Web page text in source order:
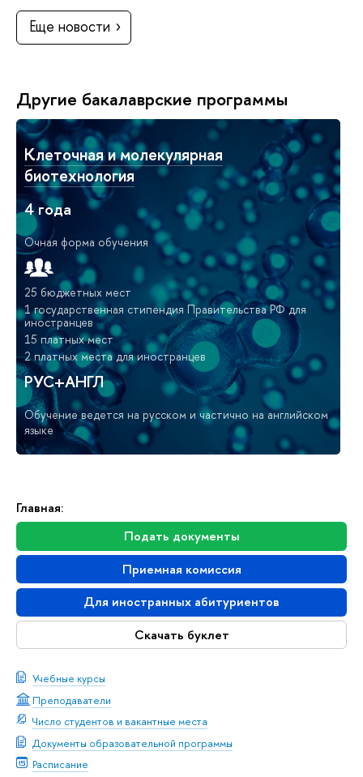
Главная:
Подать документы
Приемная комиссия
Для иностранных абитуриентов
Скачать буклет
Учебные курсы
Преподаватели
Число студентов и вакантные места
Документы образовательной программы
Расписание
Еще новости
Другие бакалаврские программы
Клеточная и молекулярная
биотехнология
4 года
Очная форма обучения
25 бюджетных мест
1 государственная стипендия Правительства РФ для
иностранцев
15 платных мест
2 платных места для иностранцев
РУС+АНГЛ
Обучение ведется на русском и частично на английском
языке